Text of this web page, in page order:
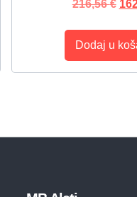
216,56€
Dodaj u